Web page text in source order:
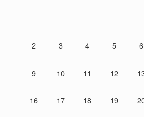
2 3 4 5 6
9 10 11 12
16 17 18 19